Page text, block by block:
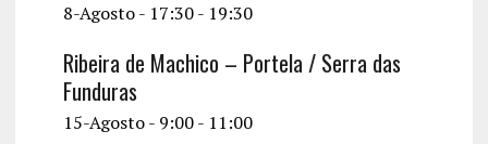
8-Agosto - 17:30- 19:30
Ribeira de Machico – Portela / Serra das
Funduras
15-Agosto - 9:00- 11:00